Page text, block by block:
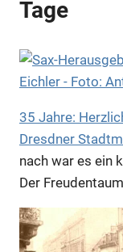
Tage
35 Jahre:
Dresdner
nach war es ein
Der